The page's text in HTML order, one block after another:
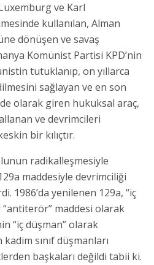
ve Karl
kullanılan, Alman
dönüşen ve savaş
Komünist Partisi KPD’nin
tutuklanıp, on yıllarca
sağlayan ve en son
olarak giren hukuksal araç,
ve devrimcileri
bir kılıçtır.
radikalleşmesiyle
maddesiyle devrimciliği
1986’da yenilenen 129a, “iç
maddesi olarak
“iç düşman” olarak
sınıf düşmanları
başkaları değildi tabii ki.